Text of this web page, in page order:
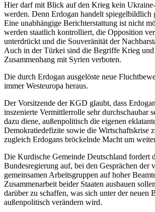
Hier darf mit Blick auf den Krieg kein
werden. Denn Erdogan handelt spiegelbildlich
Eine unabhängige Berichterstattung ist nicht
werden staatlich kontrolliert, die Opposition
unterdrückt und die Souveränität der
Auch in der Türkei sind die Begriffe Krieg
Zusammenhang mit Syrien verboten.
Die durch Erdogan ausgelöste neue
immer Westeuropa heraus.
Der Vorsitzende der KGD glaubt, dass
inszenierte Vermittlerrolle sehr durchschaubar
dazu diene, außenpolitisch die eigenen
Demokratiedefizite sowie die Wirtschaftskrise
zugleich Erdogans bröckelnde Macht um
Die Kurdische Gemeinde Deutschland fordert
Bundesregierung auf, bei den Gesprächen der
gemeinsamen Arbeitsgruppen auf hoher
Zusammenarbeit beider Staaten ausbauen
darüber zu schaffen, was sich unter der neuen
außenpolitisch verändern wird.